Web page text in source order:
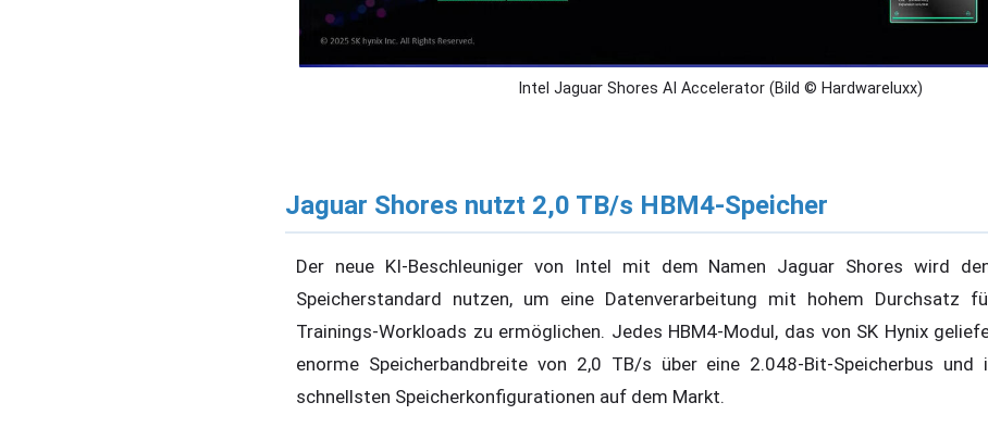
Intel Jaguar Shores AI Accelerator (Bild © Hardwareluxx)
Jaguar Shores nutzt 2,0 TB/s HBM4-Speicher
Der neue KI-Beschleuniger von Intel mit dem Namen Jaguar Shores wird
Speicherstandard nutzen, um eine Datenverarbeitung mit hohem Durchsatz
Trainings-Workloads zu ermöglichen. Jedes HBM4-Modul, das von SK Hynix
enorme Speicherbandbreite von 2,0 TB/s über eine 2.048-Bit-Speicherbus
schnellsten Speicherkonfigurationen auf dem Markt.